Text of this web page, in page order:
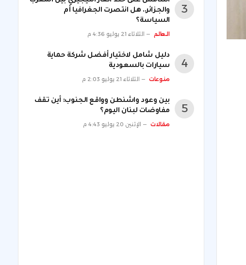
والجزائر.. هل انتصرت الجغرافيا أم
السياسة؟
العالم الثلاثاء 21 يوليو 4:36 م
دليل شامل لاختيار أفضل شركة حماية
سيارات بالسعودية
منوعات الثلاثاء 21 يوليو 2:03 م
بين وعود واشنطن وواقع الجنوب: أين تقف
مفاوضات لبنان اليوم؟
مقالات الإثنين 20 يوليو 4:43 م